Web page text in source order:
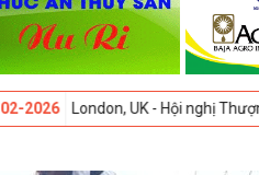
London, UK - Hội nghị Thượng đỉnh